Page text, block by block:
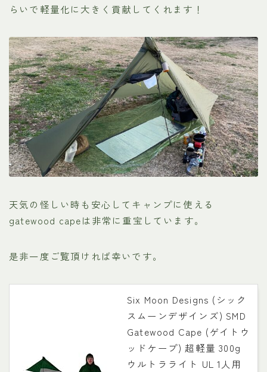
らいで軽量化に大きく貢献してくれます！
天気の怪しい時も安心してキャンプに使える
gatewood capeは非常に重宝しています。
是非一度ご覧頂ければ幸いです。
Six Moon Designs (シック
スムーンデザインズ) SMD
Gatewood Cape (ゲイトウ
ッドケープ) 超軽量 300g
ウルトラライト UL 1人用